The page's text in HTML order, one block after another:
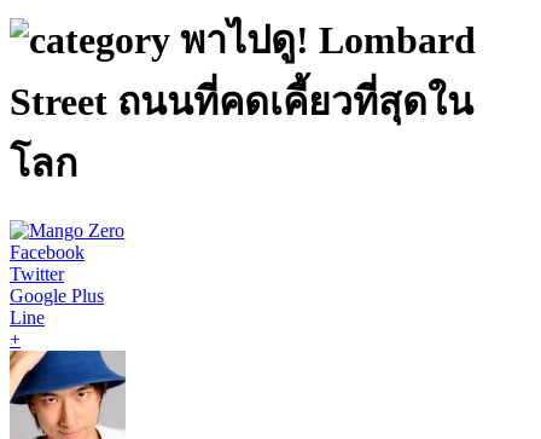
พาไปดู! Lombard
Street ถนนที่คดเคี้ยวที่สุดใน
โลก
Facebook
Twitter
Google Plus
Line
+